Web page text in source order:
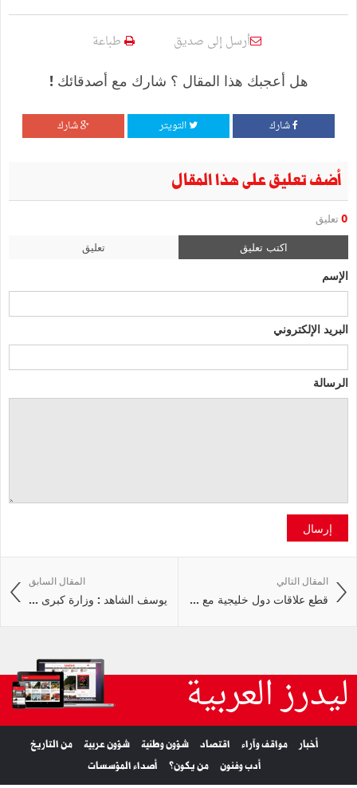
أرسل إلى صديق طباعة
هل أعجبك هذا المقال ؟ شارك مع أصدقائك !
شارك التويتر شارك
أضف تعليق على هذا المقال
0 تعليق
اكتب تعليق تعليق
الإسم
البريد الإلكتروني
الرسالة
إرسال
المقال السابق
يوسف الشاهد : وزارة كبرى ...
المقال التالي
قطع علاقات دول خليجية مع ...
ليدرز العربية
أخبار مواقف وآراء اقتصاد شؤون وطنية شؤون عربية
من التاريخ
أدب وفنون
من يكون؟ أصداء المؤسسات